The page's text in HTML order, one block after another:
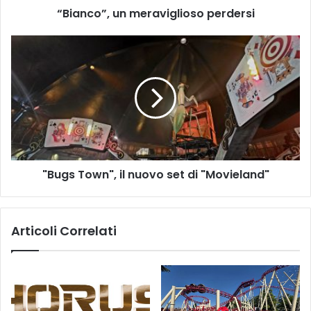
“Bianco”, un meraviglioso perdersi
il
nuovo
set
di
"Movieland"
"Bugs Town", il nuovo set di "Movieland"
Articoli Correlati